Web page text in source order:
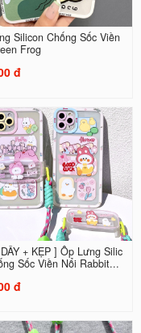
Silicon Chống Sốc Viền
Frog
đ
+ KẸP ] Ốp Lưng Silic
Sốc Viền Nổi Rabbit...
đ